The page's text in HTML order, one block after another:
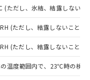
ただし、氷結、結露しないこ
(ただし、結露しないこと)
(ただし、結露しないこと)
温度範囲内で、23℃時の検
同意のうえ
機器事業取扱
び標準価格
くもので
（10物質）の
品を出す予
（10物質）の
たは確認中の
無形物で、有
中国RoHSの